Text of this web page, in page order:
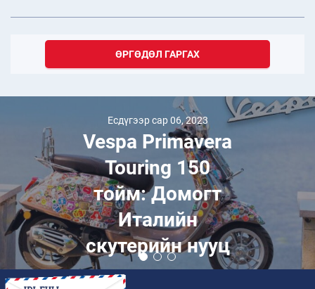
ӨРГӨДӨЛ ГАРГАХ
Есдүгээр сар 06, 2023
Vespa Primavera
Touring 150
тойм: Домогт
Италийн
скутерийн нууц